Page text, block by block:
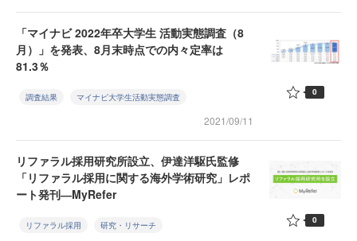
「マイナビ 2022年卒大学生 活動実態調査（8
月）」を発表、8月末時点での内々定率は
81.3％
調査結果 マイナビ大学生活動実態調査
2021/09/11
0
リファラル採用研究所設立、伊達洋駆氏監修
「リファラル採用に関する海外学術研究」レポ
ート発刊―MyRefer
リファラル採用 研究・リサーチ 0